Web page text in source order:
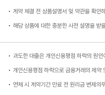
계약 체결 전 상품설명서 및 약관을 확인
해당 상품에 대한 충분한 사전 설명을 받
과도한 대출은 개인신용평점 하락의 원인
개인신용평점 하락으로 금융거래의 제약
연체 시 계약기간 만료 전 원리금 변제의